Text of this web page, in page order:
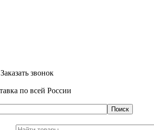
Заказать звонок
по всей России